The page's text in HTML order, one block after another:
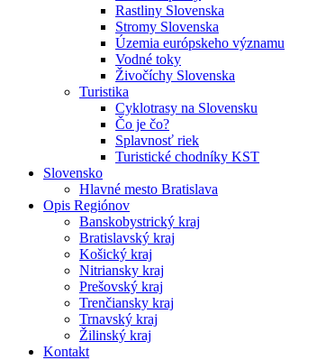
Rastliny Slovenska
Stromy Slovenska
Územia európskeho významu
Vodné toky
Živočíchy Slovenska
Turistika
Cyklotrasy na Slovensku
Čo je čo?
Splavnosť riek
Turistické chodníky KST
Slovensko
Hlavné mesto Bratislava
Opis Regiónov
Banskobystrický kraj
Bratislavský kraj
Košický kraj
Nitriansky kraj
Prešovský kraj
Trenčiansky kraj
Trnavský kraj
Žilinský kraj
Kontakt